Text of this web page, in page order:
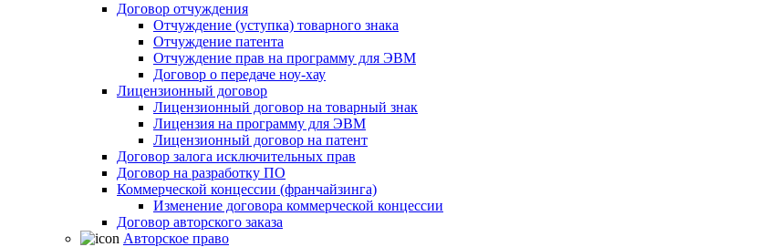
Договор отчуждения
Отчуждение (уступка) товарного знака
Отчуждение патента
Отчуждение прав на программу для ЭВМ
Договор о передаче ноу-хау
Лицензионный договор
Лицензионный договор на товарный знак
Лицензия на программу для ЭВМ
Лицензионный договор на патент
Договор залога исключительных прав
Договор на разработку ПО
Коммерческой концессии (франчайзинга)
Изменение договора коммерческой концессии
Договор авторского заказа
Авторское право